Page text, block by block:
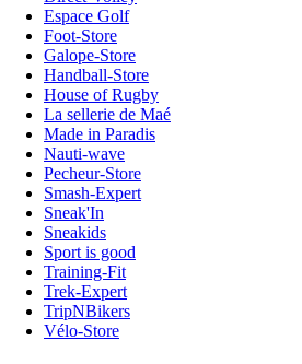
Espace Golf
Foot-Store
Galope-Store
Handball-Store
House of Rugby
La sellerie de Maé
Made in Paradis
Nauti-wave
Pecheur-Store
Smash-Expert
Sneak'In
Sneakids
Sport is good
Training-Fit
Trek-Expert
TripNBikers
Vélo-Store